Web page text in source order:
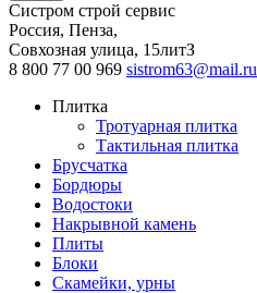
Систром строй сервис
Россия, Пенза,
Совхозная улица, 15литЗ
8 800 77 00 969 sistrom63@mail.ru
Плитка
Тротуарная плитка
Тактильная плитка
Брусчатка
Бордюры
Водостоки
Накрывной камень
Плиты
Блоки
Скамейки, урны